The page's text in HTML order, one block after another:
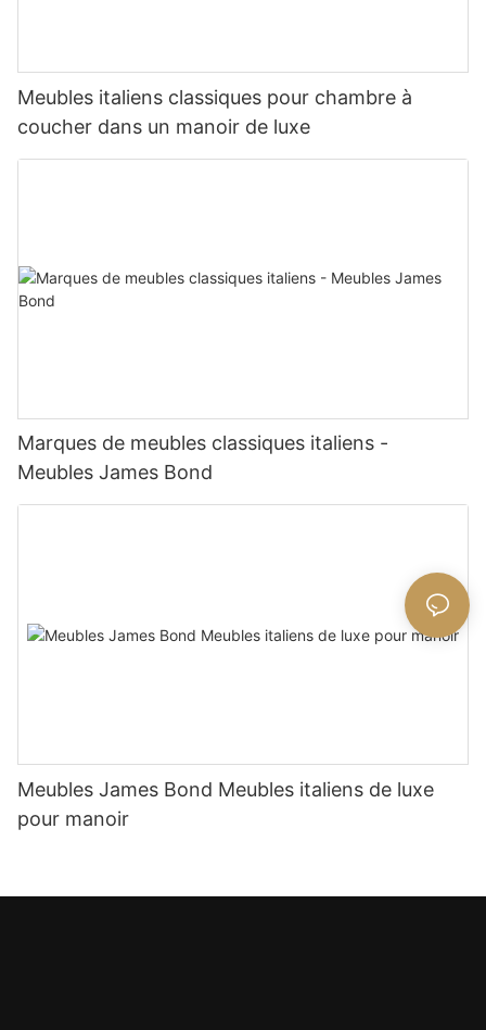
Meubles italiens classiques pour chambre à
coucher dans un manoir de luxe
Marques de meubles classiques italiens -
Meubles James Bond
Meubles James Bond Meubles italiens de luxe
pour manoir